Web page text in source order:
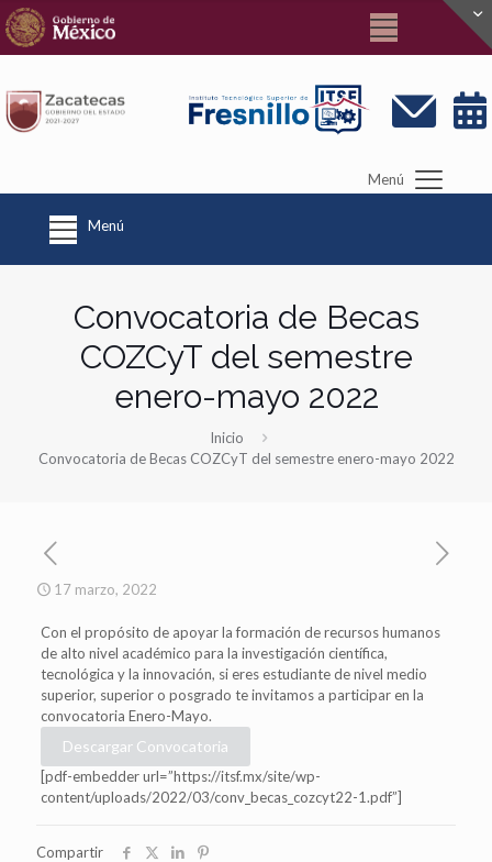
Menú
Menú
Convocatoria de Becas
COZCyT del semestre
enero-mayo 2022
Inicio
Convocatoria de Becas COZCyT del semestre enero-mayo 2022
17 marzo, 2022
Con el propósito de apoyar la formación de recursos humanos
de alto nivel académico para la investigación científica,
tecnológica y la innovación, si eres estudiante de nivel medio
superior, superior o posgrado te invitamos a participar en la
convocatoria Enero-Mayo.
Descargar Convocatoria
[pdf-embedder url=”https://itsf.mx/site/wp-
content/uploads/2022/03/conv_becas_cozcyt22-1.pdf”]
Compartir